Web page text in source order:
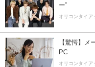
ー”
オリコンタイア
【驚愕】
PC
オリコンタイア